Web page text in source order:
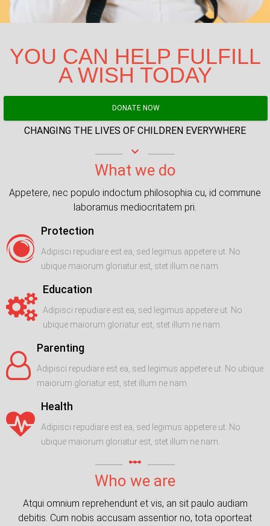
YOU CAN HELP FULFILL
A WISH TODAY
DONATE NOW
CHANGING THE LIVES OF CHILDREN EVERYWHERE
keyboard_arrow_down
What we do
Appetere, nec populo indoctum philosophia cu, id commune
laboramus mediocritatem pri.
Protection
Adipisci repudiare est ea, sed legimus appetere ut. No
ubique maiorum gloriatur est, stet illum ne nam.
Education
Adipisci repudiare est ea, sed legimus appetere ut. No
ubique maiorum gloriatur est, stet illum ne nam.
Parenting
Adipisci repudiare est ea, sed legimus appetere ut. No ubique
maiorum gloriatur est, stet illum ne nam.
Health
Adipisci repudiare est ea, sed legimus appetere ut. No
ubique maiorum gloriatur est, stet illum ne nam.
linear_scale
Who we are
Atqui omnium reprehendunt et vis, an sit paulo audiam
debitis. Cum nobis accusam assentior no, tota oporteat